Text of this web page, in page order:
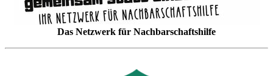
Das Netzwerk für Nachbarschaftshilfe